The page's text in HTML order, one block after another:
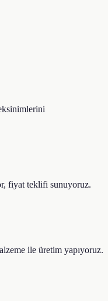
fiyat teklifi sunuyoruz.
ile üretim yapıyoruz.